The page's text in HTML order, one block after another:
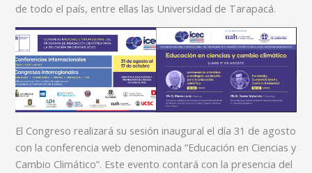
de todo el país, entre ellas las Universidad de Tarapacá.
El Congreso realizará su sesión inaugural el día 31 de agosto
con la conferencia web denominada “Educación en Ciencias y
Cambio Climático”. Este evento contará con la presencia del